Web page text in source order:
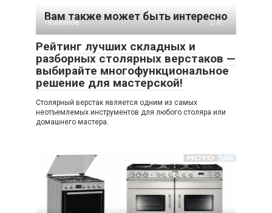
Вам также может быть интересно
Полезное 0
Рейтинг лучших складных и
разборных столярных верстаков —
выбирайте многофункциональное
решение для мастерской!
Столярный верстак является одним из самых
неотъемлемых инструментов для любого столяра или
домашнего мастера.